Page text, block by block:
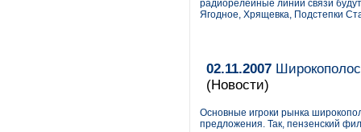
радиорелейные линии связи
Ягодное, Хрящевка, Подстепки
02.11.2007
(Новости)
Основные игроки рынка
предложения. Так, пензенский